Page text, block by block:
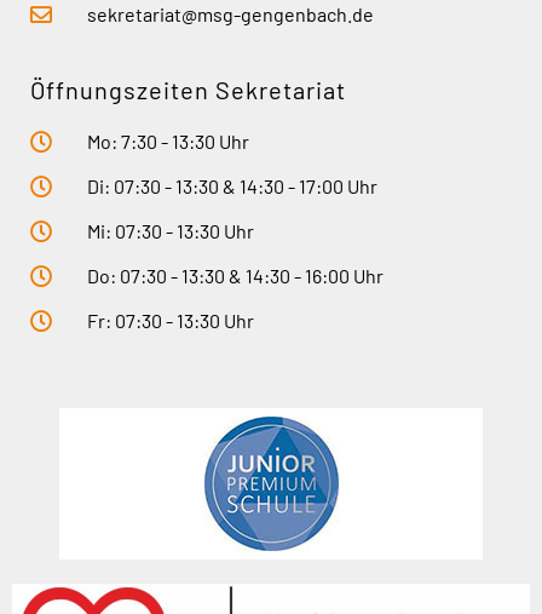
sekretariat@msg-gengenbach.de
Öffnungszeiten Sekretariat
Mo: 7:30 - 13:30 Uhr
Di: 07:30 - 13:30 & 14:30 - 17:00 Uhr
Mi: 07:30 - 13:30 Uhr
Do: 07:30 - 13:30 & 14:30 - 16:00 Uhr
Fr: 07:30 - 13:30 Uhr